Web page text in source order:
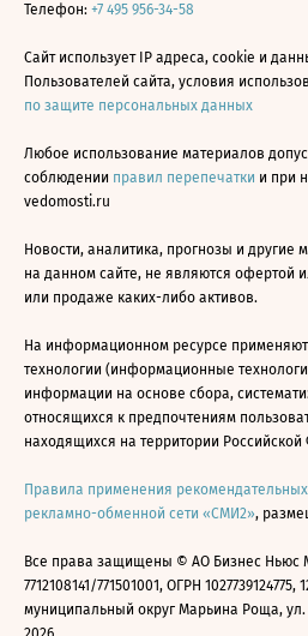
Телефон: +7 495 956-34-58
Сайт использует IP адреса, cookie и
Пользователей сайта, условия
по защите персональных данных
Любое использование материалов
соблюдении правил перепечатки и при
vedomosti.ru
Новости, аналитика, прогнозы и другие
на данном сайте, не являются офертой
или продаже каких-либо активов.
На информационном ресурсе
технологии (информационные
информации на основе сбора,
относящихся к предпочтениям
находящихся на территории
Правила применения
рекламно-обменной сети «СМИ2»,
Все права защищены © АО Бизнес
7712108141/771501001, ОГРН 1027739124775,
муниципальный округ Марьина Роща, ул.